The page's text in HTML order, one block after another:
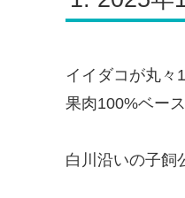
イイダコが丸々
果肉100%ベー
白川沿いの子飼